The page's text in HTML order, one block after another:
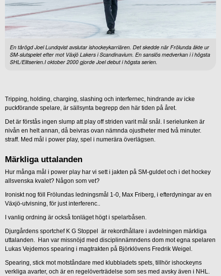
En tårögd Joel Lundqvist avslutar ishockeykarriären. Det skedde när Frölunda åkte ur
SM-slutspelet efter mot Växjö Lakers i Scandinavium. En sanslös medverkan i i högsta
SHL/Elitserien.I oktober 2000 gjorde Joel debut i högsta serien.
Tripping, holding, charging, slashing och interfernec, hindrande av icke
puckförande spelare, är sällsynta begrepp den här tiden på året.
Det är förstås ingen slump att play off striden varit mål snål. I serielunken är
nivån en helt annan, då beivras ovan nämnda ojustheter med två minuter.
straff. Med mål i power play, spel i numerära överlägsen.
Märkliga uttalanden
Hur många mål i power play har vi sett i jakten på SM-guldet och i det hockey
allsvenska kvalet? Någon som vet?
Ironiskt nog föll Frölundas ledningsmål 1-0, Max Friberg, i efterdyningar av en
Växjö-utvisning, för just interferenc..
I vanlig ordning är också tonläget högt i spelarbåsen.
Djurgårdens sportchef K G Stoppel är rekordhållare i avdelningen märkliga
uttalanden. Han var missnöjd med disciplinnämndens dom mot egna spelaren
Lukas Vejdemos spearing i magtrakten på Björklövens Fredrik Weigel.
Spearing, stick mot motståndare med klubbladets spets, tillhör ishockeyns
verkliga avarter, och är en regelöverträdelse som ses med avsky även i NHL.